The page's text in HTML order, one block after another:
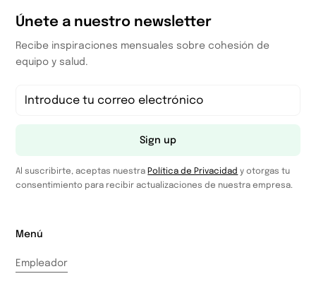
Únete a nuestro newsletter
Recibe inspiraciones mensuales sobre cohesión de
equipo y salud.
Sign up
Al suscribirte, aceptas nuestra Política de Privacidad y otorgas tu
consentimiento para recibir actualizaciones de nuestra empresa.
Menú
Empleador